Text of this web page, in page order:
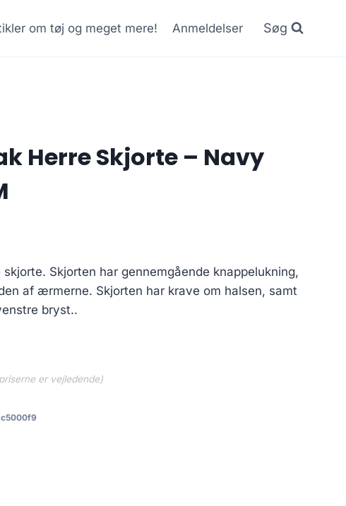
om tøj og meget mere! Anmeldelser Søg
Herre Skjorte – Navy
Skjorten har gennemgående knappelukning,
af ærmerne. Skjorten har krave om halsen, samt
bryst..
er vejledende)